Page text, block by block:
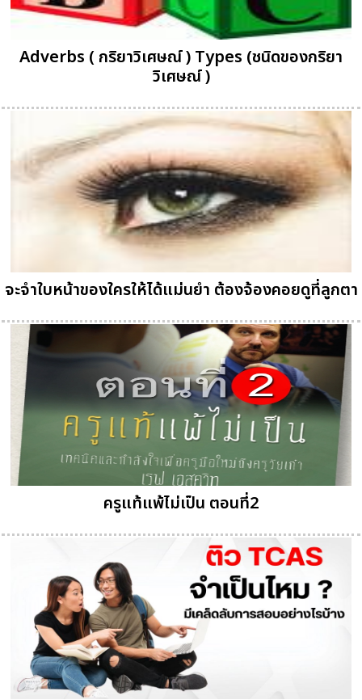
Adverbs ( กริยาวิเศษณ์ ) Types (ชนิดของกริยา
วิเศษณ์ )
จะจำใบหน้าของใครให้ได้แม่นยำ ต้องจ้องคอยดูที่ลูกตา
ครูแท้แพ้ไม่เป็น ตอนที่2